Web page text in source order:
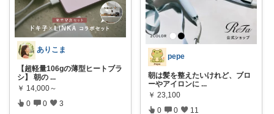
ありこま
【超軽量106gの薄型ヒートブラ
シ】 朝の ...
￥ 14,000～
0 0 3
pepe
朝は髪を整えたいけれど、ブロ
ーやアイロンに ...
￥ 23,100
0 0 11